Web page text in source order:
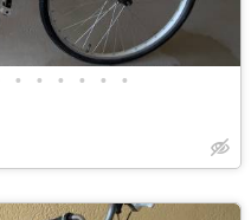
• • • • • •